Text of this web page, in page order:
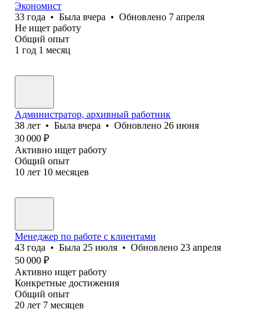
Экономист
33 года • Была вчера • Обновлено 7 апреля
Не ищет работу
Общий опыт
1 год 1 месяц
Администратор, архивный работник
38 лет • Была вчера • Обновлено 26 июня
30 000 ₽
Активно ищет работу
Общий опыт
10 лет 10 месяцев
Менеджер по работе с клиентами
43 года • Была 25 июля • Обновлено 23 апреля
50 000 ₽
Активно ищет работу
Конкретные достижения
Общий опыт
20 лет 7 месяцев